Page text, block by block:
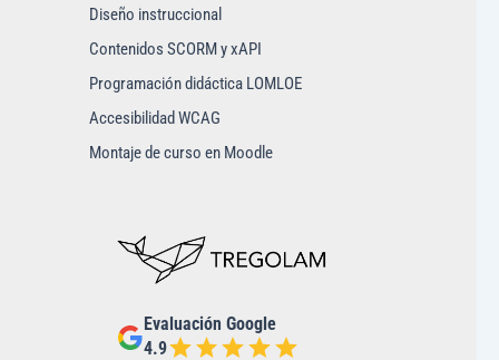
Diseño instruccional
Contenidos SCORM y xAPI
Programación didáctica LOMLOE
Accesibilidad WCAG
Montaje de curso en Moodle
Evaluación Google
4.9